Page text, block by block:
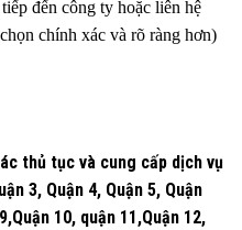
đến công ty hoặc liên hệ
chính xác và rõ ràng hơn)
thủ tục và cung cấp dịch vụ
3, Quận 4, Quận 5, Quận
10, quận 11,Quận 12,